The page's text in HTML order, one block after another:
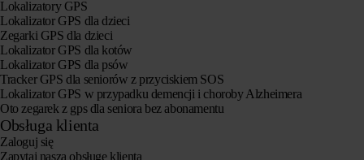
Lokalizatory GPS
Lokalizator GPS dla dzieci
Zegarki GPS dla dzieci
Lokalizator GPS dla kotów
Lokalizator GPS dla psów
Tracker GPS dla seniorów z przyciskiem SOS
Lokalizator GPS w przypadku demencji i choroby Alzheimera
Oto zegarek z gps dla seniora bez abonamentu
Obsługa klienta
Zaloguj się
Zapytaj naszą obsługę klienta